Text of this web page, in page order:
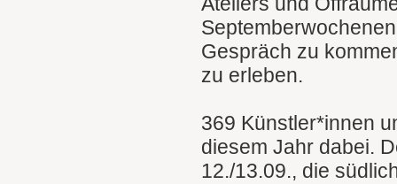
Gespräch zu
zu erleben.
369 Künstler*innen
diesem Jahr dabei.
12./13.09., die